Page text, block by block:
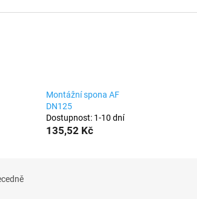
Montážní spona AF
DN125
Dostupnost: 1-10 dní
135,52 Kč